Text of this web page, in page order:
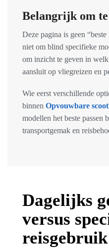
Belangrijk om te
Deze pagina is geen
niet om blind specifieke
om inzicht te geven in
aansluit op vliegreizen en
Wie eerst verschillende
binnen Opvouwbare
modellen het beste passen
transportgemak en
Dagelijks
versus
reisgebruik